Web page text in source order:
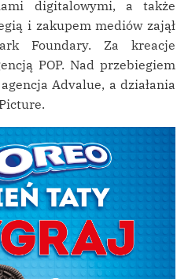
digitalowymi, a także
i zakupem mediów zajął
Foundary. Za kreacje
POP. Nad przebiegiem
Advalue, a działania